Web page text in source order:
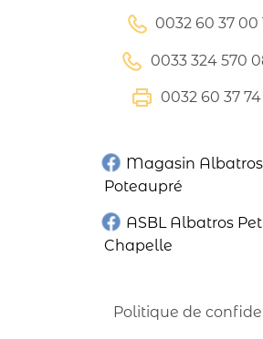
0032 60 37 00
0033 324 570
0032 60 37
Magasin Albatros
Poteaupré
ASBL Albatros
Chapelle
Politique de